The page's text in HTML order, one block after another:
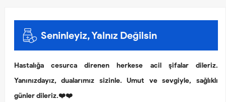
Seninleyiz, Yalnız Değilsin
Hastalığa cesurca direnen herkese acil şifalar dileriz.
Yanınızdayız, dualarımız sizinle. Umut ve sevgiyle, sağlıklı
günler dileriz.❤️❤️